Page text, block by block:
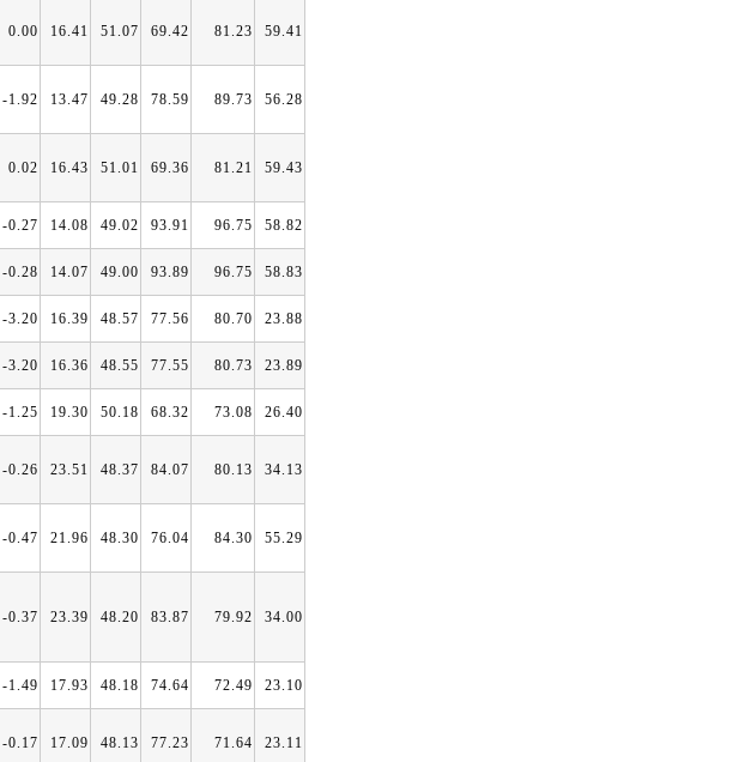
0.00 16.41 51.07 69.42 81.23 59.41
-1.92 13.47 49.28 78.59 89.73 56.28
0.02 16.43 51.01 69.36 81.21 59.43
-0.27 14.08 49.02 93.91 96.75 58.82
-0.28 14.07 49.00 93.89 96.75 58.83
-3.20 16.39 48.57 77.56 80.70 23.88
-3.20 16.36 48.55 77.55 80.73 23.89
-1.25 19.30 50.18 68.32 73.08 26.40
-0.26 23.51 48.37 84.07 80.13 34.13
-0.47 21.96 48.30 76.04 84.30 55.29
-0.37 23.39 48.20 83.87 79.92 34.00
-1.49 17.93 48.18 74.64 72.49 23.10
-0.17 17.09 48.13 77.23 71.64 23.11